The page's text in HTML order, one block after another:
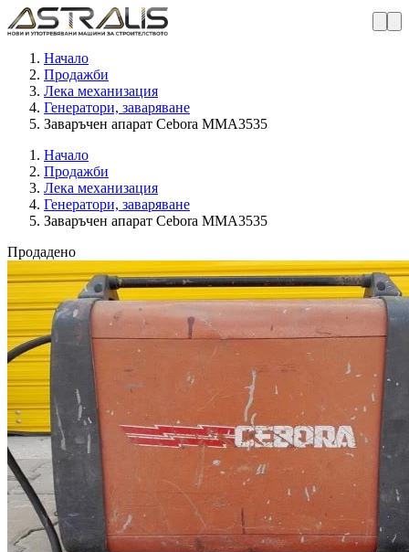
Начало
Продажби
Лека механизация
Генератори, заваряване
Заваръчен апарат Cebora MMA3535
Начало
Продажби
Лека механизация
Генератори, заваряване
Заваръчен апарат Cebora MMA3535
Продадено